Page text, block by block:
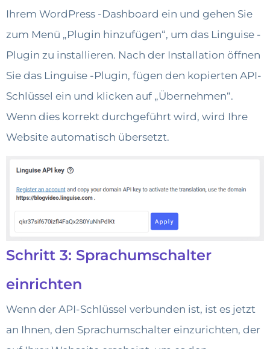
Ihrem WordPress -Dashboard ein und gehen Sie
zum Menü „Plugin hinzufügen“, um das Linguise -
Plugin zu installieren. Nach der Installation öffnen
Sie das Linguise -Plugin, fügen den kopierten API-
Schlüssel ein und klicken auf „Übernehmen“.
Wenn dies korrekt durchgeführt wird, wird Ihre
Website automatisch übersetzt.
Schritt 3: Sprachumschalter
einrichten
Wenn der API-Schlüssel verbunden ist, ist es jetzt
an Ihnen, den Sprachumschalter einzurichten, der